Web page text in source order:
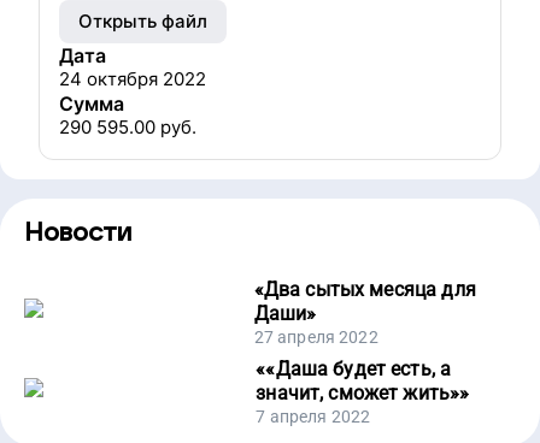
Открыть файл
Дата
24 октября 2022
Сумма
290 595.00 руб.
Новости
«Два сытых месяца для
Даши»
27 апреля 2022
««Даша будет есть, а
значит, сможет жить»»
7 апреля 2022